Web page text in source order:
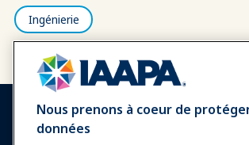
Ingénierie
Nous prenons à coeur de
données